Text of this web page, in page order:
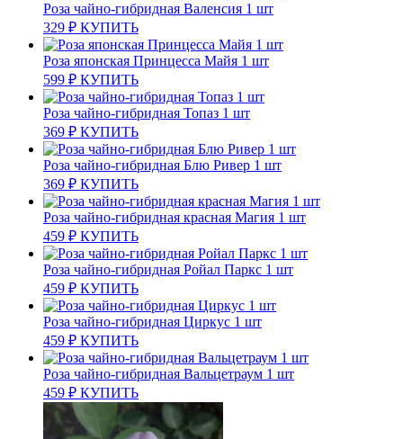
Роза чайно-гибридная Валенсия 1 шт
329 ₽ КУПИТЬ
Роза японская Принцесса Майя 1 шт
599 ₽ КУПИТЬ
Роза чайно-гибридная Топаз 1 шт
369 ₽ КУПИТЬ
Роза чайно-гибридная Блю Ривер 1 шт
369 ₽ КУПИТЬ
Роза чайно-гибридная красная Магия 1 шт
459 ₽ КУПИТЬ
Роза чайно-гибридная Ройал Паркс 1 шт
459 ₽ КУПИТЬ
Роза чайно-гибридная Циркус 1 шт
459 ₽ КУПИТЬ
Роза чайно-гибридная Вальцетраум 1 шт
459 ₽ КУПИТЬ